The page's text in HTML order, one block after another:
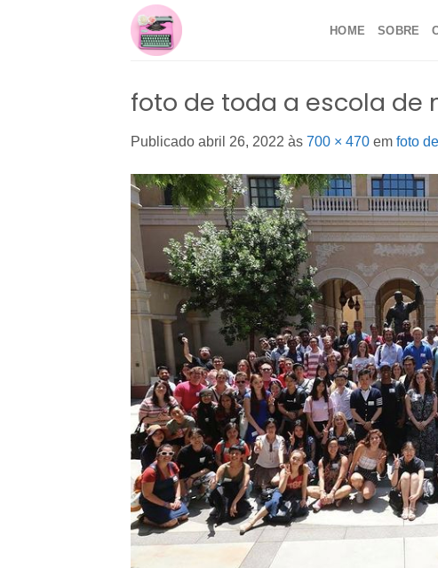
HOME SOBRE
foto de toda a escola
Publicado abril 26, 2022 às 700 × 470 em foto